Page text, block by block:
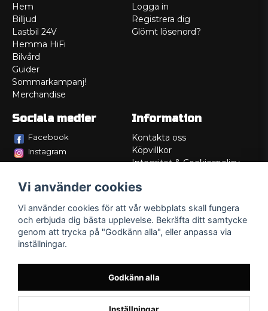
Hem
Billjud
Lastbil 24V
Hemma HiFi
Bilvård
Guider
Sommarkampanj!
Merchandise
Logga in
Registrera dig
Glömt lösenord?
Sociala medier
Facebook
Instagram
Information
Kontakta oss
Köpvillkor
Integritet & Cookiespolicy
Service/Garanti
Lådritning
Om oss
Vi använder cookies
Vi använder cookies för att vår webbplats skall fungera
och erbjuda dig bästa upplevelse. Bekräfta ditt samtycke
genom att trycka på "Godkänn alla", eller anpassa via
inställningar.
Godkänn alla